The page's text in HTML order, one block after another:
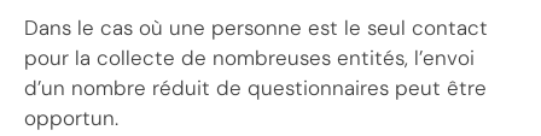
Dans le cas où une personne est le seul contact
pour la collecte de nombreuses entités, l’envoi
d’un nombre réduit de questionnaires peut être
opportun.